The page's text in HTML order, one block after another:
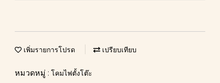
เพิ่มรายการโปรด เปรียบเทียบ
หมวดหมู่ : โคมไฟตั้งโต๊ะ